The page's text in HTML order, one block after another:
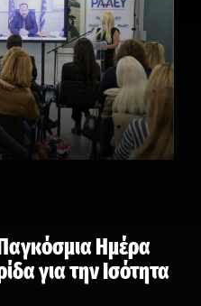
Ημέρα
για την Ισότητα